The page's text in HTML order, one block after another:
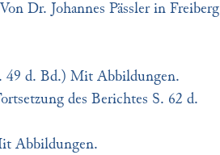
Dr. Johannes Pässler in Freiberg
49 d. Bd.) Mit Abbildungen.
des Berichtes S. 62 d.
Abbildungen.